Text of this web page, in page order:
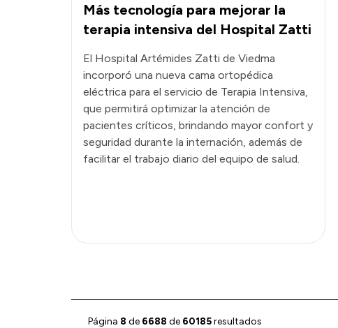
Más tecnología para mejorar la
terapia intensiva del Hospital Zatti
El Hospital Artémides Zatti de Viedma
incorporó una nueva cama ortopédica
eléctrica para el servicio de Terapia Intensiva,
que permitirá optimizar la atención de
pacientes críticos, brindando mayor confort y
seguridad durante la internación, además de
facilitar el trabajo diario del equipo de salud.
Página 8 de 6688 de 60185resultados